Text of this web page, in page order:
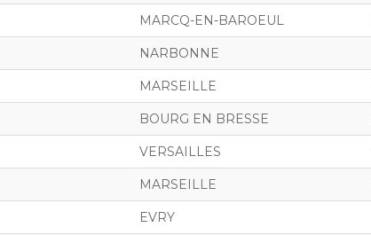
MARCQ-EN-BAROEUL
NARBONNE
MARSEILLE
BOURG EN BRESSE
VERSAILLES
MARSEILLE
EVRY